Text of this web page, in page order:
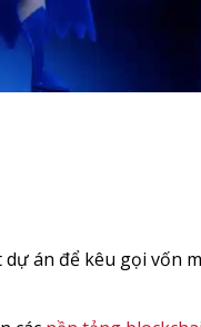
án để kêu gọi vốn